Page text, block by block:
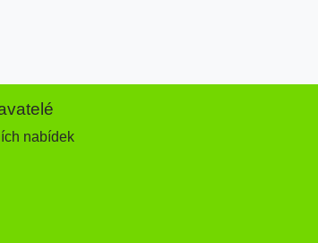
nabídek